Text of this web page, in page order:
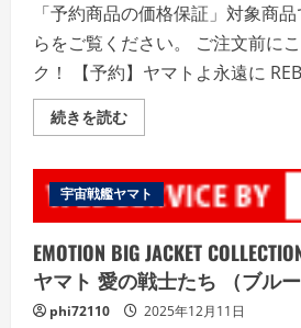
「予約商品の価格保証」対象商
らをご覧ください。 ご注文前に
ク！ 【予約】ヤマトよ永遠に
続きを読むヤ
マ
永
遠
に
REBEL3199
（ブ
ル
ー
レ
イ
宇宙戦艦ヤマト
EMOTION BIG JACKET
ヤマト 愛の戦士たち （ブル
phi72110 2025年12月11日